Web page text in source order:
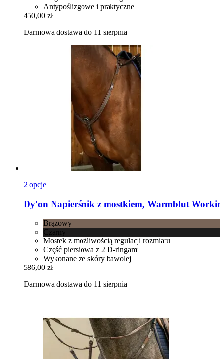
Antypoślizgowe i praktyczne
450,00 zł
Darmowa dostawa do 11 sierpnia
2 opcje
Dy'on Napierśnik z mostkiem, Warmblut
Brązowy
Czarny
Mostek z możliwością regulacji rozmiaru
Część piersiowa z 2 D-ringami
Wykonane ze skóry bawolej
586,00 zł
Darmowa dostawa do 11 sierpnia